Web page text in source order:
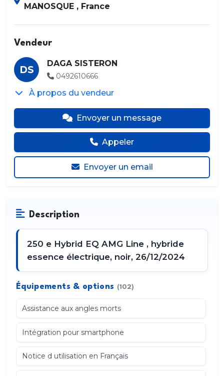
MANOSQUE , France
Vendeur
DS
DAGA SISTERON
0492610666
À propos du vendeur
Envoyer un message
Appeler
Envoyer un email
Description
250 e Hybrid EQ AMG Line , hybride
essence électrique, noir, 26/12/2024
Équipements & options (102)
Assistance aux angles morts
Intégration pour smartphone
Notice d utilisation en Français